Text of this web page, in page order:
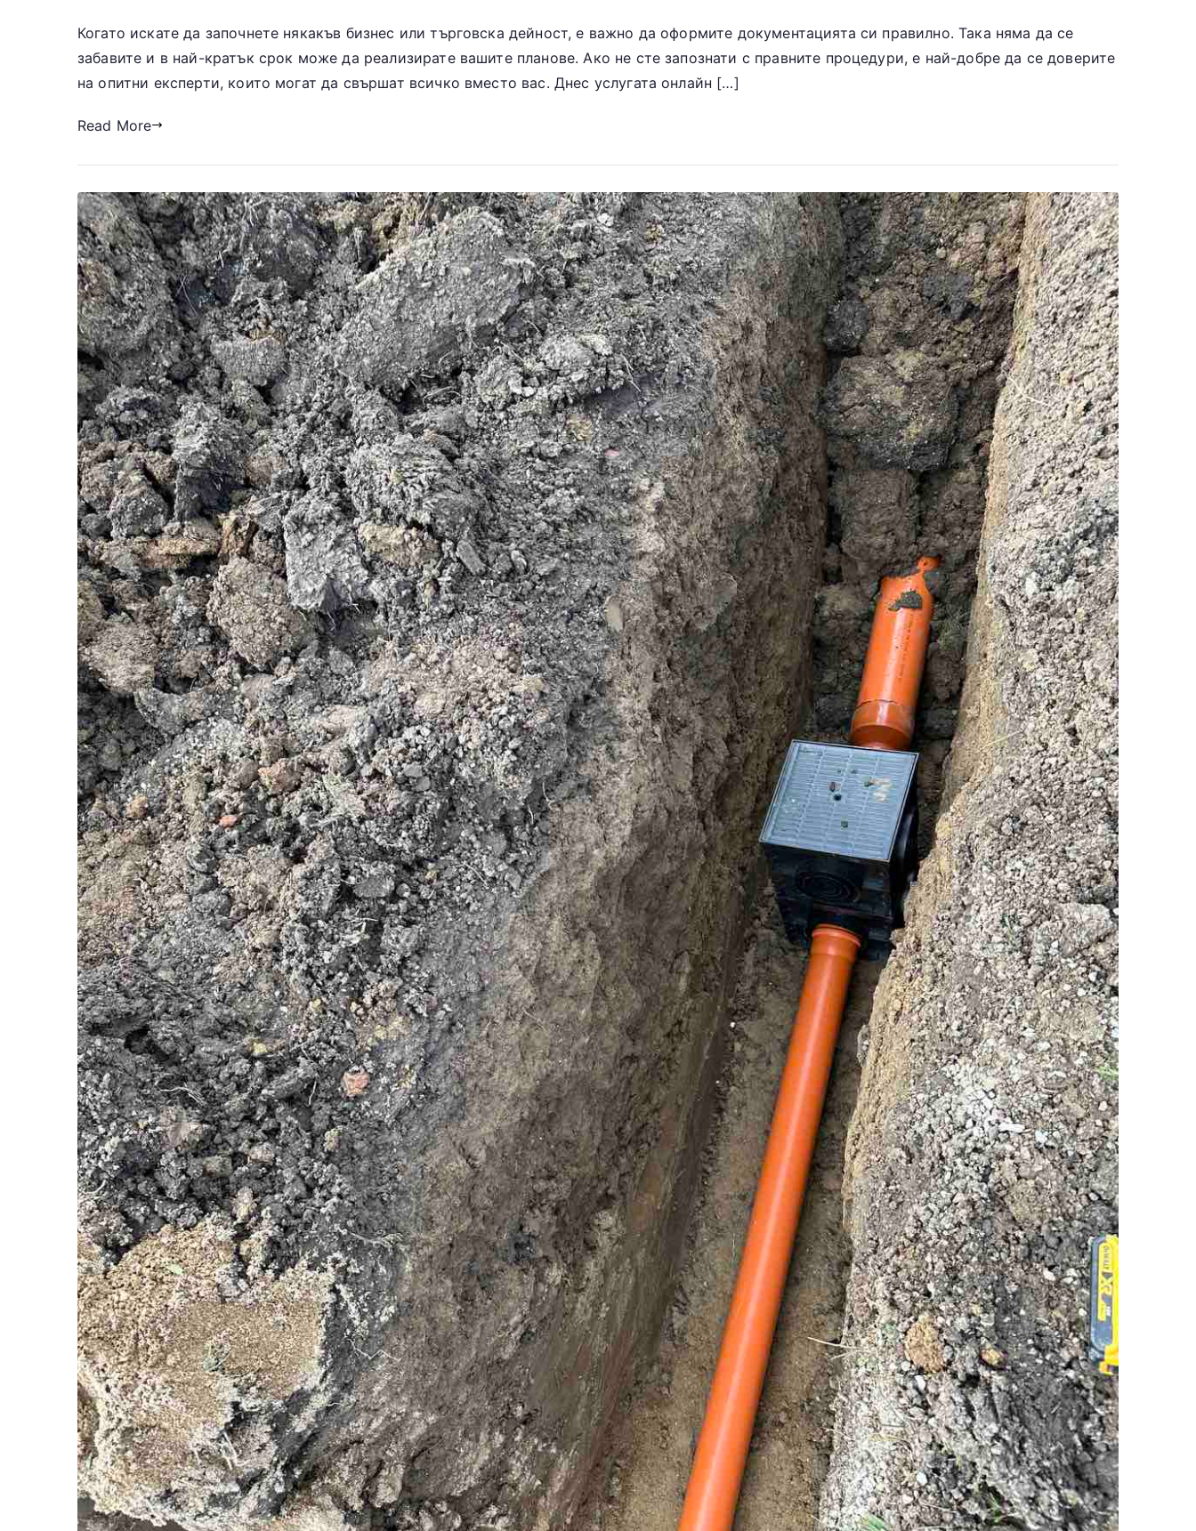
Когато искате да започнете някакъв бизнес или търговска дейност, е важно да оформите документацията си правилно. Така няма да се
забавите и в най-кратък срок може да реализирате вашите планове. Ако не сте запознати с правните процедури, е най-добре да се доверите
на опитни експерти, които могат да свършат всичко вместо вас. Днес услугата онлайн […]
Read More